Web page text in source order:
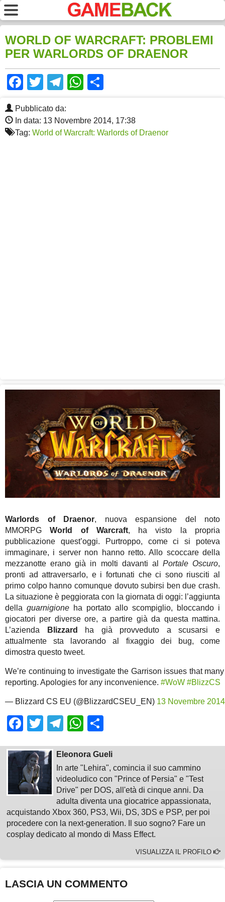
WORLD OF WARCRAFT: PROBLEMI
PER WARLORDS OF DRAENOR
Facebook
TwitterTelegram
WhatsApp
Pubblicato da:
In data: 13 Novembre 2014, 17:38
Tag: World of Warcraft: Warlords of Draenor
Warlords of Draenor, nuova espansione del noto
MMORPGWorld of Warcraft, ha visto la propria
pubblicazione quest’oggi. Purtroppo, come ci si poteva
immaginare, i server non hanno retto. Allo scoccare della
mezzanotte erano già in molti davanti al Portale Oscuro,
pronti ad attraversarlo, e i fortunati che ci sono riusciti al
primo colpo hanno comunque dovuto subirsi ben due crash.
La situazione è peggiorata con la giornata di oggi: l’aggiunta
della guarnigione ha portato allo scompiglio, bloccando i
giocatori per diverse ore, a partire già da questa mattina.
L’azienda
Blizzard
ha già provveduto a scusarsi e
attualmente sta lavorando al fixaggio dei bug, come
dimostra questo tweet.
We’re continuing to investigate the Garrison issues that
reporting. Apologies for any inconvenience. #WoW #BlizzCS
— Blizzard CS EU (@BlizzardCSEU_EN) 13 Novembre 2014
Facebook
TwitterTelegram
WhatsApp
Eleonora Gueli
In arte "Lehira", comincia il suo cammino
videoludico con "Prince of Persia" e "Test
Drive" per DOS, all'età di cinque anni. Da
adulta diventa una giocatrice appassionata,
acquistando Xbox 360, PS3, Wii, DS, 3DS e PSP, per poi
procedere con la next-generation. Il suo sogno? Fare un
cosplay dedicato al mondo di Mass Effect.
VISUALIZZA IL PROFILO
LASCIA UN COMMENTO